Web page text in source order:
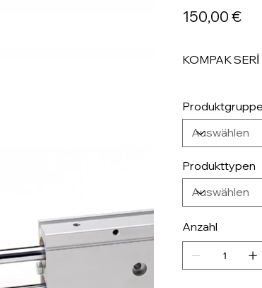
150,00 €
KOMPAK
Produktgruppe
Produkttypen
Anzahl